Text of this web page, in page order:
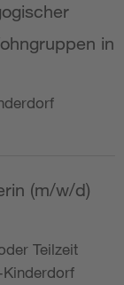
in
(m/w/d)
Teilzeit